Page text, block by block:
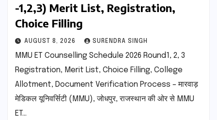
-1,2,3) Merit List, Registration,
Choice Filling
AUGUST 8, 2026 SURENDRA SINGH
MMU ET Counselling Schedule 2026 Round1, 2, 3
Registration, Merit List, Choice Filling, College
Allotment, Document Verification Process – मारवाड़
मेडिकल यूनिवर्सिटी (MMU), जोधपुर, राजस्थान की ओर से MMU
ET…